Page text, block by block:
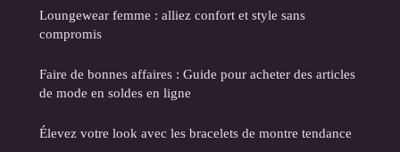
Loungewear femme : alliez confort et style sans
compromis
Faire de bonnes affaires : Guide pour acheter des articles
de mode en soldes en ligne
Élevez votre look avec les bracelets de montre tendance